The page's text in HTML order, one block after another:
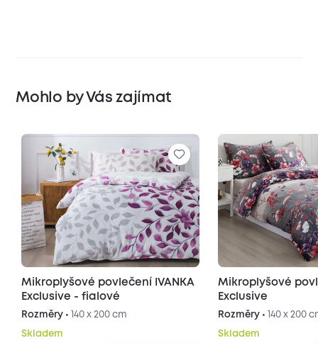
Mohlo by Vás zajímat
Mikroplyšové povlečení IVANKA
Exclusive - fialové
Rozměry • 140 x 200 cm
Skladem
Mikroplyšové
Exclusive
Rozměry • 140 x 200
Skladem